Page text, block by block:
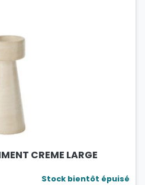
CREME LARGE
Stock bientôt épuisé